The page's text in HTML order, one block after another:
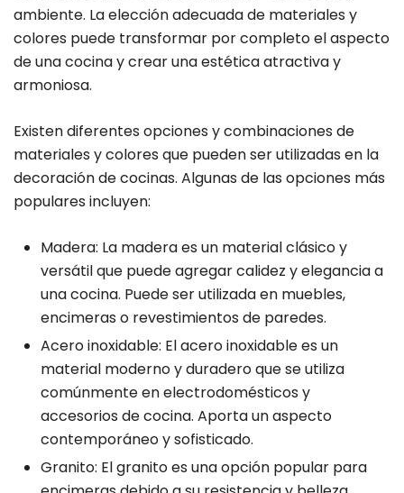
ambiente. La elección adecuada de materiales y
colores puede transformar por completo el aspecto
de una cocina y crear una estética atractiva y
armoniosa.
Existen diferentes opciones y combinaciones de
materiales y colores que pueden ser utilizadas en la
decoración de cocinas. Algunas de las opciones más
populares incluyen:
Madera: La madera es un material clásico y
versátil que puede agregar calidez y elegancia a
una cocina. Puede ser utilizada en muebles,
encimeras o revestimientos de paredes.
Acero inoxidable: El acero inoxidable es un
material moderno y duradero que se utiliza
comúnmente en electrodomésticos y
accesorios de cocina. Aporta un aspecto
contemporáneo y sofisticado.
Granito: El granito es una opción popular para